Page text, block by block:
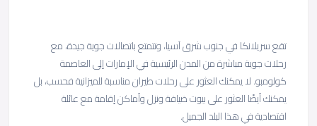
تقع سريلانكا في جنوب شرق آسيا، وتتمتع باتصالات جوية جيدة، مع
رحلات جوية مباشرة من المدن الرئيسية في الإمارات إلى العاصمة
كولومبو. لا يمكنك العثور على رحلات طيران مناسبة للميزانية فحسب، بل
يمكنك أيضًا العثور على بيوت ضيافة ونزل وأماكن إقامة مع عائلة
اقتصادية في هذا البلد الجميل.